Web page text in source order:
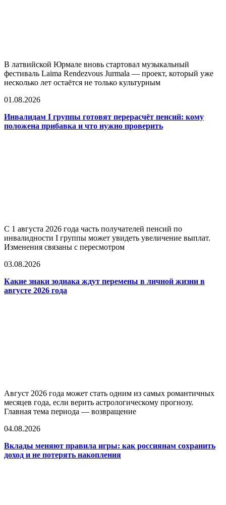
В латвийской Юрмале вновь стартовал музыкальный
фестиваль Laima Rendezvous Jurmala — проект, который уже
несколько лет остаётся не только культурным
01.08.2026
Инвалидам I группы готовят перерасчёт пенсий: кому
положена прибавка и что нужно проверить
С 1 августа 2026 года часть получателей пенсий по
инвалидности I группы может увидеть увеличение выплат.
Изменения связаны с пересмотром
03.08.2026
Какие знаки зодиака ждут перемены в личной жизни в
августе 2026 года
Август 2026 года может стать одним из самых романтичных
месяцев года, если верить астрологическому прогнозу.
Главная тема периода — возвращение
04.08.2026
Вклады меняют правила игры: как россиянам сохранить
доход и не потерять накопления